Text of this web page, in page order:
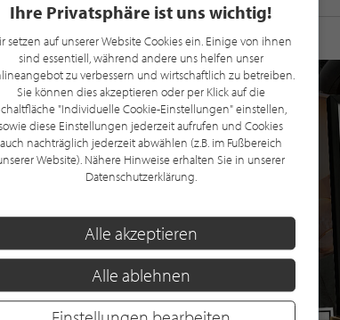
GRATIS
Ihre Privatsphäre ist uns wichtig!
setzen auf unserer Website Cookies ein. Einige von ihnen
sind essentiell, während andere uns helfen unser
zu verbessern und wirtschaftlich zu betreiben.
Sie können dies akzeptieren oder per Klick auf die
"Individuelle Cookie-Einstellungen" einstellen,
diese Einstellungen jederzeit aufrufen und Cookies
auch nachträglich jederzeit abwählen (z.B. im Fußbereich
Website). Nähere Hinweise erhalten Sie in unserer
Datenschutzerklärung.
Alle akzeptieren
Alle ablehnen